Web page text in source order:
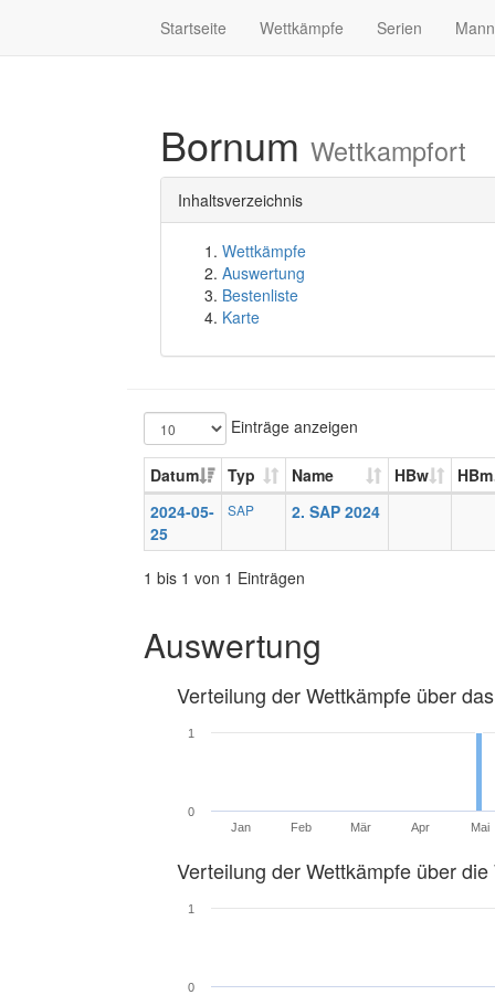
Startseite Wettkämpfe Serien
Bornum Wettkampfort
Inhaltsverzeichnis
Wettkämpfe
Auswertung
Bestenliste
Karte
Einträge anzeigen
Datum Typ Name HBw
HBm
2024-05-
25
SAP 2. SAP 2024
1 bis 1 von 1 Einträgen
Auswertung
Verteilung der Wettkämpfe über
Jan Feb Mär Apr Mai
0
1
Verteilung der Wettkämpfe über die
0
1